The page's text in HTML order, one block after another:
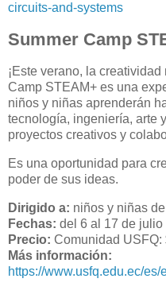
circuits-and-systems
Summer Camp
¡Este verano, la
Camp STEAM+ es una
niños y niñas aprenderán
tecnología, ingeniería, arte
proyectos creativos y
Es una oportunidad para
poder de sus ideas.
Dirigido a: niños y niñas
Fechas: del 6 al 17 de julio
Precio: Comunidad
Más información:
https://www.usfq.edu.ec/